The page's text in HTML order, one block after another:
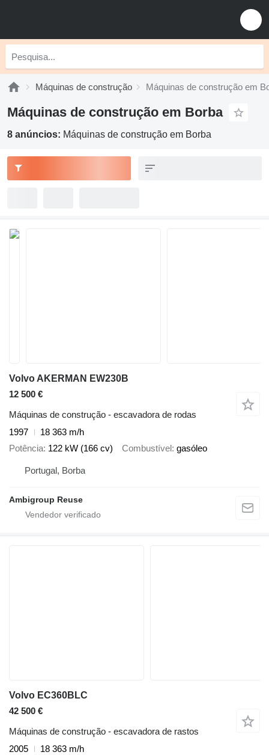
Máquinas de construção Máquinas de construção em
Máquinas de construção em Borba
8 anúncios: Máquinas de construção em Borba
Volvo AKERMAN EW230B
12 500 €
Máquinas de construção - escavadora de rodas
1997
18 363 m/h
Potência 122 kW (166 cv) Combustível gasóleo
Portugal, Borba
Ambigroup Reuse
Volvo EC360BLC
42 500 €
Máquinas de construção - escavadora de rastos
2005
18 363 m/h